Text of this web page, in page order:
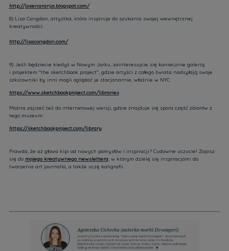
http://josenaranja.blogspot.com/
8) Lisa Congdon, artystka, która inspiruje do szukania swojej wewnętrznej
kreatywności:
http://lisacongdon.com/
9) Jeśli będziecie kiedyś w Nowym Jorku, zainteresujcie się koniecznie galerią
i projektem "the sketchbook project", gdzie artyści z całego świata nadsyłają swoje
szkicowniki by inni mogli oglądać je stacjonarnie, właśnie w NYC:
https://www.sketchbookproject.com/libraries
Można zajrzeć też do internetowej wersji, gdzie znajduje się spora część zbiorów z
tego muzeum:
https://sketchbookproject.com/library
Prawda, że aż głowa kipi od nowych pomysłów i inspiracji? Cudowne uczucie! Zapisz
się do mojego kreatywnego newslettera, w którym dzielę się inspiracjami do
tworzenia art journalla, a także uczę kaligrafii.